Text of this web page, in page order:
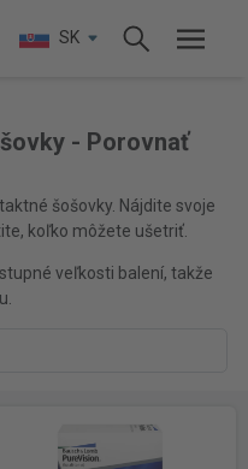
SK
- Porovnať
šošovky. Nájdite svoje
koľko môžete ušetriť.
veľkosti balení, takže